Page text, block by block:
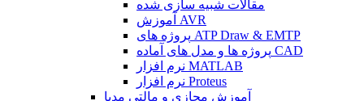
مقالات شبیه سازی شده
آموزش AVR
پروژه های ATP Draw & EMTP
پروژه ها و مدل های آماده CAD
نرم افزار MATLAB
نرم افزار Proteus
آموزش مجازی و مالتی مدیا